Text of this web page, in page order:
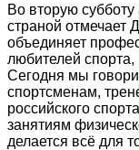
Во вторую
страной отмечает
объединяет
любителей
Сегодня мы
спортсменам,
российского
занятиям
делается всё для